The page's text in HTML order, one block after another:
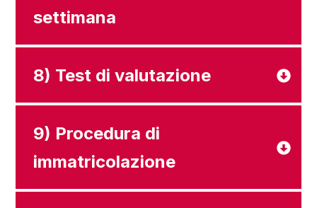
settimana
8) Test di valutazione
9) Procedura di
immatricolazione